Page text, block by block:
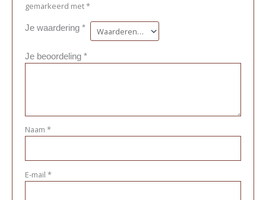
gemarkeerd met*
Je waardering *
Je beoordeling *
Naam *
E-mail *